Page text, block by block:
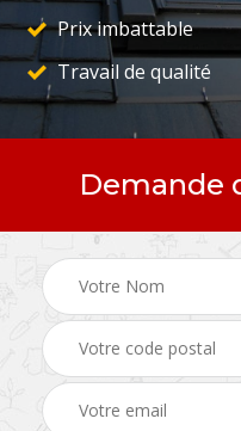
Prix imbattable
Travail de qualité
Demande